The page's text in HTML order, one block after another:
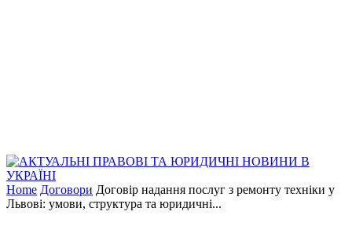
Home Договори Договір надання послуг з ремонту техніки у
Львові: умови, структура та юридичні...